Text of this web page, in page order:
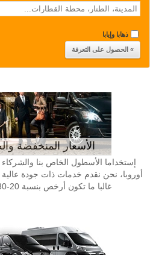
ذهابا وإيابا
الأسعار المنخفضة
إستخداما الأسطول الخاص بنا
أوروبا، نحن نقدم خدمات ذات جودة عالية
غالبا ما تكون أرخص بنسبة 20-30٪ من سيارة الأجرة